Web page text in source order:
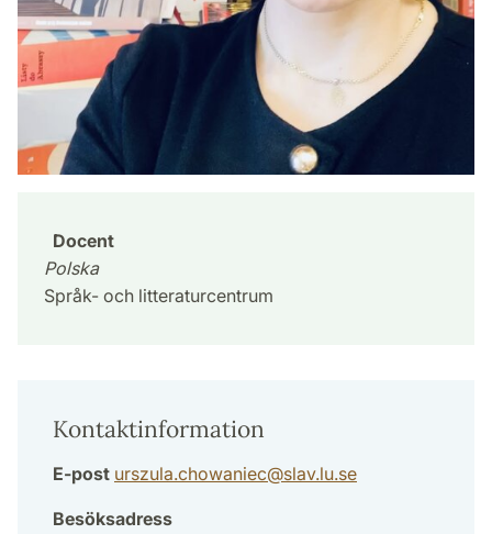
Docent
Polska
Språk- och litteraturcentrum
Kontaktinformation
E-post urszula.chowaniec@slav.lu.se
Besöksadress